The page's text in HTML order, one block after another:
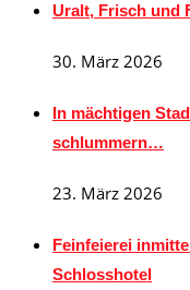
Uralt, Frisch und
30. März 2026
In mächtigen
schlummern…
23. März 2026
Feinfeierei
Schlosshotel